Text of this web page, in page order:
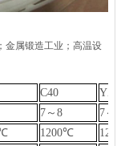
金属锻造工业；高温设
C40
YZ-
7～8
7～
1200℃